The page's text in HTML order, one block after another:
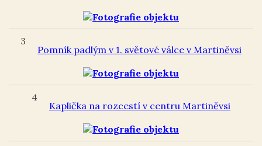
3
Pomník padlým v 1. světové válce v Martiněvsi
4
Kaplička na rozcestí v centru Martiněvsi